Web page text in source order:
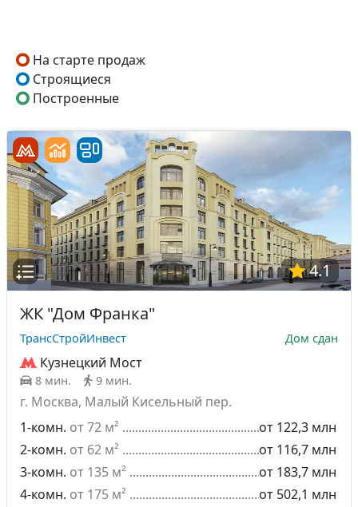
На старте продаж
Строящиеся
Построенные
4.1
ЖК "Дом Франка"
ТрансСтройИнвест Дом сдан
Кузнецкий Мост
8 мин. 9 мин.
г. Москва, Малый Кисельный пер.
1-комн. от 72 м²
от 122,3 млн
2-комн. от 62 м²
от 116,7 млн
3-комн. от 135 м²
от 183,7 млн
4-комн. от 175 м² от 502,1 млн